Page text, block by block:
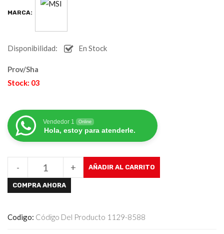
MARCA:
Disponibilidad: En Stock
Prov/Sha
Stock: 03
Vendedor 1 Online
Hola, estoy para atenderle.
+
- AÑADIR AL CARRITO
COMPRA AHORA
Codigo: Código Del Producto 1129-8588